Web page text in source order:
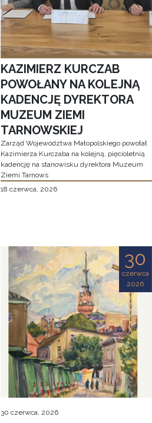
KAZIMIERZ KURCZAB
POWOŁANY NA KOLEJNĄ
KADENCJĘ DYREKTORA
MUZEUM ZIEMI
TARNOWSKIEJ
Zarząd Województwa Małopolskiego powołał
Kazimierza Kurczaba na kolejną, pięcioletnią
kadencję na stanowisku dyrektora Muzeum
Ziemi Tarnows
18 czerwca, 2026
30
czerwca
2026
30 czerwca, 2026